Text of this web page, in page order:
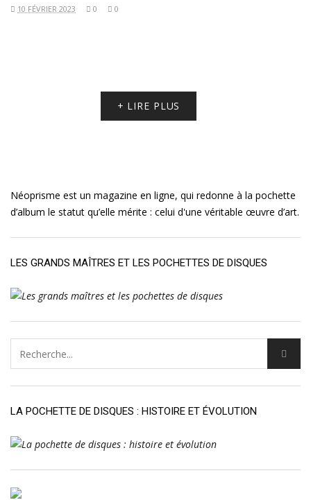
10 FÉVRIER 2023 0 0
+ LIRE PLUS
Néoprisme est un magazine en ligne, qui redonne à la pochette
d’album le statut qu’elle mérite : celui d'une véritable œuvre d’art.
LES GRANDS MAÎTRES ET LES POCHETTES DE DISQUES
LA POCHETTE DE DISQUES : HISTOIRE ET ÉVOLUTION